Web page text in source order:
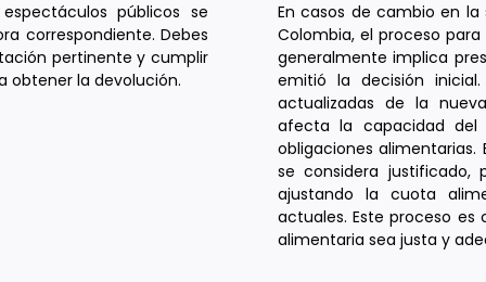
públicos se
correspondiente. Debes
pertinente y cumplir
obtener la devolución.
En casos de cambio en
Colombia, el proceso
generalmente implica
emitió la decisión
actualizadas de la
afecta la capacidad del
obligaciones alimentarias.
se considera justificado,
ajustando la cuota
actuales. Este proceso
alimentaria sea justa y